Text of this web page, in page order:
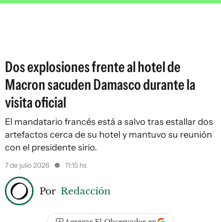
Dos explosiones frente al hotel de
Macron sacuden Damasco durante la
visita oficial
El mandatario francés está a salvo tras estallar dos
artefactos cerca de su hotel y mantuvo su reunión
con el presidente sirio.
7 de julio 2026 11:15 hs
Por Redacción